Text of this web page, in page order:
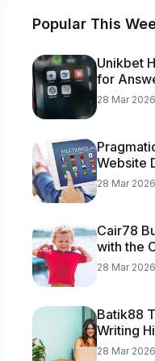
Popular This
Unikbet
for
28 Mar
Website
Key
28 Mar
Cair78
with the
Equity
28 Mar
Batik88
Writing
Content
28 Mar